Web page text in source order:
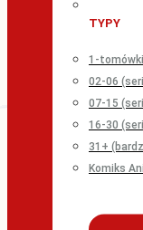
TYPY
1-tomówki
02-06
07-15
16-30
31+
Komiks